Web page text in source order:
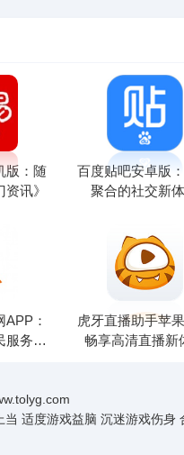
版：随
讯》
百度贴吧安卓版
聚合的社交新
：
服务完
虎牙直播助手苹果
畅享高清直播新
适度游戏益脑 沉迷游戏伤身